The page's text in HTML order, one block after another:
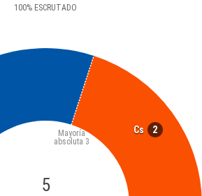
100% ESCRUTADO
Cs 2
5
Mayoría
absoluta 3